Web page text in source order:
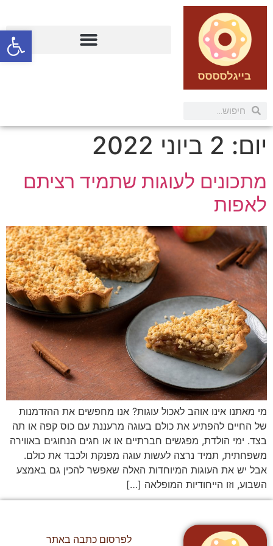
יום: 2 ביוני 2022
מתכונים לעוגות שתמיד רציתם
לאפות
מי מאתנו אינו אוהב לאכול עוגות? אנו מחפשים את ההזדמנות
של החיים להפתיע את כולם בעוגה מרעננת עם כוס קפה או תה
בצד. ימי הולדת, מפגשים חברתיים או או חגים הנחוגים באווירה
משפחתית, תמיד נרצה לעשות עוגה מפנקת ולכבד את כולם.
אבל יש את העוגות המיוחדות האלה שאפשר להכין גם באמצע
השבוע, וזו הייחודיות המופלאה […]
לפרסום כתבה באתר